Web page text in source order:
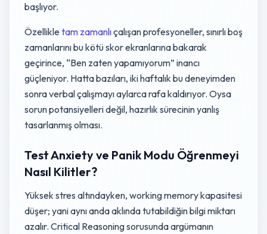
başlıyor.
Özellikletam zamanlıçalışan profesyoneller, sınırlı boş
zamanlarını bu kötü skor ekranlarına bakarak
geçirince, “Ben zaten yapamıyorum” inancı
güçleniyor. Hatta bazıları, iki haftalık bu deneyimden
sonra verbal çalışmayı aylarca rafa kaldırıyor. Oysa
sorun potansiyelleri değil, hazırlık sürecinin yanlış
tasarlanmış olması.
Test Anxiety ve Panik Modu Öğrenmeyi
Nasıl Kilitler?
Yüksek stres altındayken, working memory kapasitesi
düşer; yani aynı anda aklında tutabildiğin bilgi miktarı
azalır. Critical Reasoning sorusunda argümanın